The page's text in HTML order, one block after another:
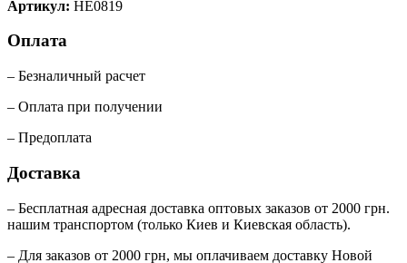
Артикул: НЕ0819
Оплата
– Безналичный расчет
– Оплата при получении
– Предоплата
Доставка
– Бесплатная адресная доставка оптовых заказов от 2000 грн.
нашим транспортом (только Киев и Киевская область).
– Для заказов от 2000 грн, мы оплачиваем доставку Новой